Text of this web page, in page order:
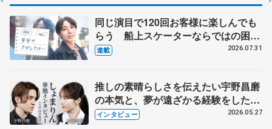
同じ演目で120回お客様に楽しんでも
らう 船上スケーターならではの困難
とは 影響あったPIW前キャプテン松
連載 2026.07.31
推しの素晴らしさを伝えたい宇野昌磨
の本気と、夢が遠ざかる経験をした本
田真凜の覚悟
インタビュー 2026.05.27